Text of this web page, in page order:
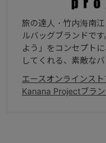
旅の達人・竹内海南
ルバッグブランドです
よう」をコンセプト
してくれる、素敵な
エースオンラインス
Kanana Projectブラ